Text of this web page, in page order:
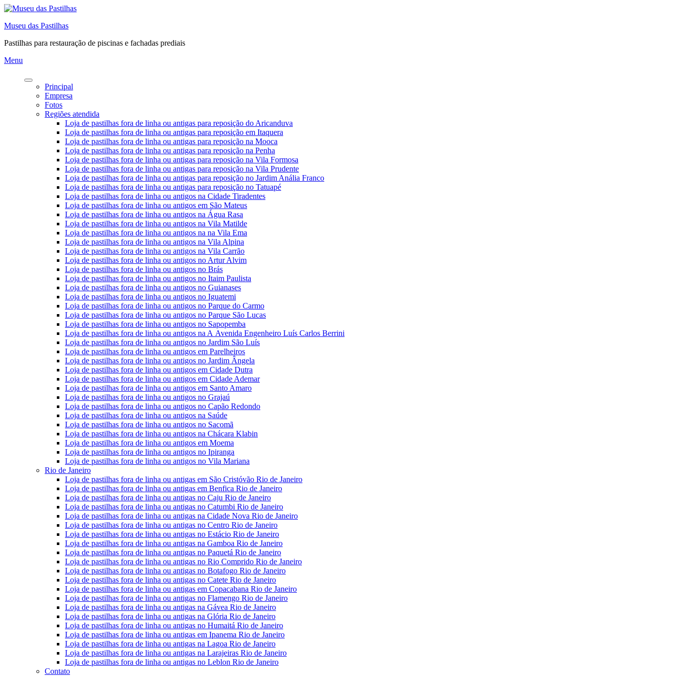
Pular
o
Museu das Pastilhas
Pastilhas para restauração de piscinas e fachadas prediais
Menu
Principal
Empresa
Fotos
Regiões atendida
Loja de pastilhas fora de linha ou antigas para reposição do Aricanduva
Loja de pastilhas fora de linha ou antigas para reposição em Itaquera
Loja de pastilhas fora de linha ou antigas para reposição na Mooca
Loja de pastilhas fora de linha ou antigas para reposição na Penha
Loja de pastilhas fora de linha ou antigas para reposição na Vila Formosa
Loja de pastilhas fora de linha ou antigas para reposição na Vila Prudente
Loja de pastilhas fora de linha ou antigas para reposição no Jardim Anália Franco
Loja de pastilhas fora de linha ou antigas para reposição no Tatuapé
Loja de pastilhas fora de linha ou antigos na Cidade Tiradentes
Loja de pastilhas fora de linha ou antigos em São Mateus
Loja de pastilhas fora de linha ou antigos na Água Rasa
Loja de pastilhas fora de linha ou antigos na Vila Matilde
Loja de pastilhas fora de linha ou antigos na na Vila Ema
Loja de pastilhas fora de linha ou antigos na Vila Alpina
Loja de pastilhas fora de linha ou antigos na Vila Carrão
Loja de pastilhas fora de linha ou antigos no Artur Alvim
Loja de pastilhas fora de linha ou antigos no Brás
Loja de pastilhas fora de linha ou antigos no Itaim Paulista
Loja de pastilhas fora de linha ou antigos no Guianases
Loja de pastilhas fora de linha ou antigos no Iguatemi
Loja de pastilhas fora de linha ou antigos no Parque do Carmo
Loja de pastilhas fora de linha ou antigos no Parque São Lucas
Loja de pastilhas fora de linha ou antigos no Sapopemba
Loja de pastilhas fora de linha ou antigos na A Avenida Engenheiro Luís Carlos Berrini
Loja de pastilhas fora de linha ou antigos no Jardim São Luís
Loja de pastilhas fora de linha ou antigos em Parelheiros
Loja de pastilhas fora de linha ou antigos no Jardim Ângela
Loja de pastilhas fora de linha ou antigos em Cidade Dutra
Loja de pastilhas fora de linha ou antigos em Cidade Ademar
Loja de pastilhas fora de linha ou antigos em Santo Amaro
Loja de pastilhas fora de linha ou antigos no Grajaú
Loja de pastilhas fora de linha ou antigos no Capão Redondo
Loja de pastilhas fora de linha ou antigos na Saúde
Loja de pastilhas fora de linha ou antigos no Sacomã
Loja de pastilhas fora de linha ou antigos na Chácara Klabin
Loja de pastilhas fora de linha ou antigos em Moema
Loja de pastilhas fora de linha ou antigos no Ipiranga
Loja de pastilhas fora de linha ou antigos no Vila Mariana
Rio de Janeiro
Loja de pastilhas fora de linha ou antigas em São Cristóvão Rio de Janeiro
Loja de pastilhas fora de linha ou antigas em Benfica Rio de Janeiro
Loja de pastilhas fora de linha ou antigas no Caju Rio de Janeiro
Loja de pastilhas fora de linha ou antigas no Catumbi Rio de Janeiro
Loja de pastilhas fora de linha ou antigas na Cidade Nova Rio de Janeiro
Loja de pastilhas fora de linha ou antigas no Centro Rio de Janeiro
Loja de pastilhas fora de linha ou antigas no Estácio Rio de Janeiro
Loja de pastilhas fora de linha ou antigas na Gamboa Rio de Janeiro
Loja de pastilhas fora de linha ou antigas no Paquetá Rio de Janeiro
Loja de pastilhas fora de linha ou antigas no Rio Comprido Rio de Janeiro
Loja de pastilhas fora de linha ou antigas no Botafogo Rio de Janeiro
Loja de pastilhas fora de linha ou antigas no Catete Rio de Janeiro
Loja de pastilhas fora de linha ou antigas em Copacabana Rio de Janeiro
Loja de pastilhas fora de linha ou antigas no Flamengo Rio de Janeiro
Loja de pastilhas fora de linha ou antigas na Gávea Rio de Janeiro
Loja de pastilhas fora de linha ou antigas na Glória Rio de Janeiro
Loja de pastilhas fora de linha ou antigas no Humaitá Rio de Janeiro
Loja de pastilhas fora de linha ou antigas em Ipanema Rio de Janeiro
Loja de pastilhas fora de linha ou antigas na Lagoa Rio de Janeiro
Loja de pastilhas fora de linha ou antigas na Larajeiras Rio de Janeiro
Loja de pastilhas fora de linha ou antigas no Leblon Rio de Janeiro
Contato